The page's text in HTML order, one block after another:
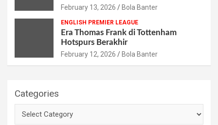
February 13, 2026 Bola Banter
ENGLISH PREMIER LEAGUE
Era Thomas Frank di Tottenham
Hotspurs Berakhir
February 12, 2026 Bola Banter
Categories